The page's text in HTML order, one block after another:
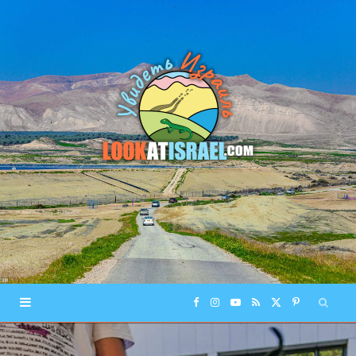
F I Y R
(
P